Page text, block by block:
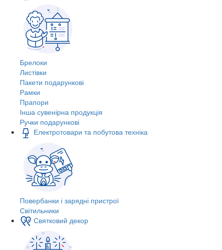
Брелоки
Листівки
Пакети подарункові
Рамки
Прапори
Інша сувенірна продукція
Ручки подарункові
Електротовари та побутова техніка
Повербанки і зарядні пристрої
Світильники
Святковий декор